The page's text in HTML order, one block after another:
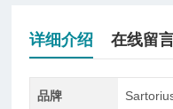
详细介绍 在线留
品牌